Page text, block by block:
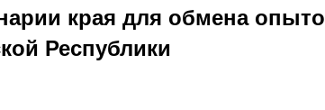
края для обмена
Республики